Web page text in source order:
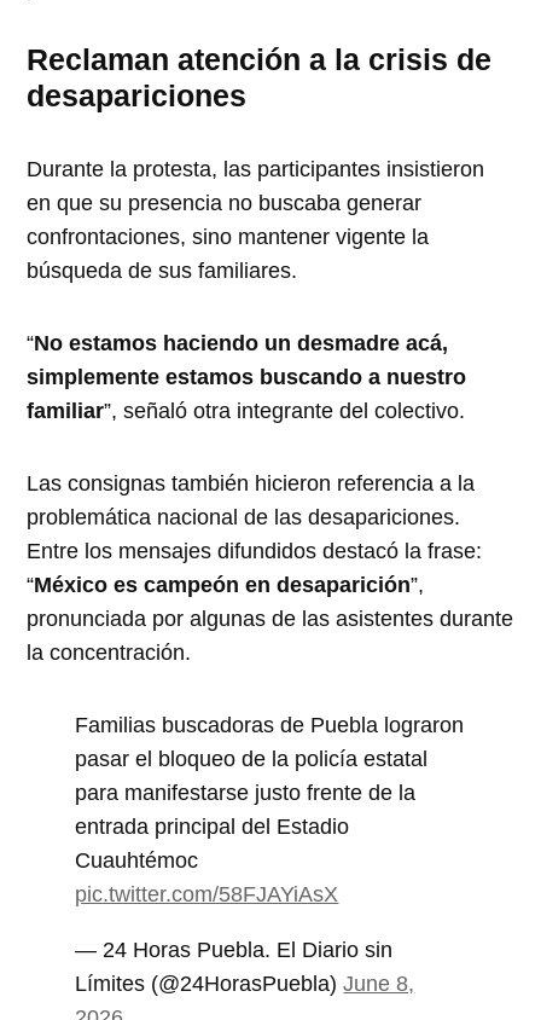
Reclaman atención a la crisis de
desapariciones
Durante la protesta, las participantes insistieron
en que su presencia no buscaba generar
confrontaciones, sino mantener vigente la
búsqueda de sus familiares.
“No estamos haciendo un desmadre acá,
simplemente estamos buscando a nuestro
familiar”, señaló otra integrante del colectivo.
Las consignas también hicieron referencia a la
problemática nacional de las desapariciones.
Entre los mensajes difundidos destacó la frase:
“México es campeón en desaparición”,
pronunciada por algunas de las asistentes durante
la concentración.
Familias buscadoras de Puebla lograron
pasar el bloqueo de la policía estatal
para manifestarse justo frente de la
entrada principal del Estadio
Cuauhtémoc
pic.twitter.com/58FJAYiAsX
— 24 Horas Puebla. El Diario sin
Límites (@24HorasPuebla)June 8,